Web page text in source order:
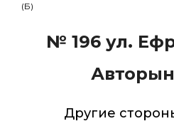
(Б)
№ 196ул.
Другие